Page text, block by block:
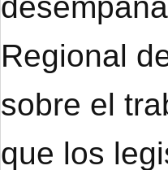
Regional
sobre el
que los